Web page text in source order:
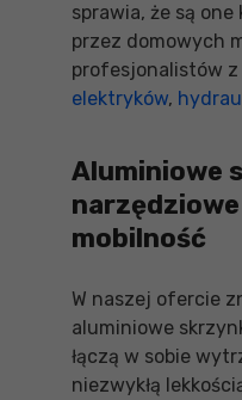
sprawia, że są
przez domowych
profesjonalistów
elektryków,
Aluminiowe
mobilność
W naszej ofercie
aluminiowe
łączą w sobie
niezwykłą